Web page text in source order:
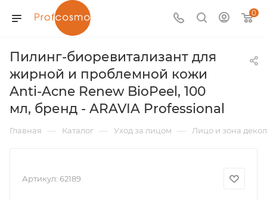
0
Пилинг-биоревитализант для
жирной и проблемной кожи
Anti-Acne Renew BioPeel, 100
мл, бренд - ARAVIA Professional
Главная — Каталог — Уход за лицом — Лицо и зона
Артикул: 62189